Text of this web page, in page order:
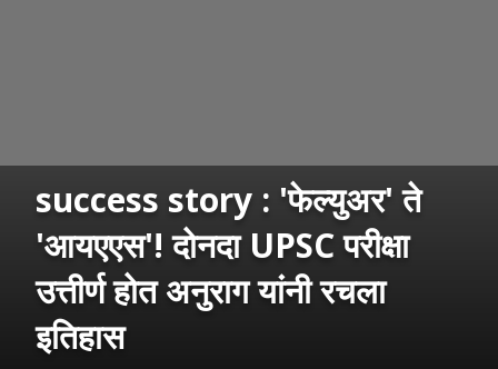
success story : 'फेल्युअर' ते
'आयएएस'! दोनदा UPSC परीक्षा
उत्तीर्ण होत अनुराग यांनी रचला
इतिहास